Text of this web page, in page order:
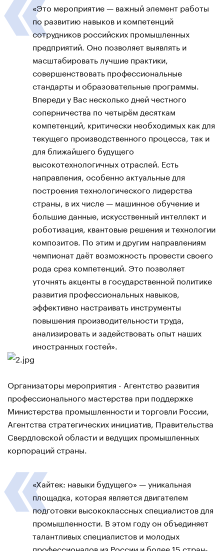
«Это мероприятие — важный элемент работы
по развитию навыков и компетенций
сотрудников российских промышленных
предприятий. Оно позволяет выявлять и
масштабировать лучшие практики,
совершенствовать профессиональные
стандарты и образовательные программы.
Впереди у Вас несколько дней честного
соперничества по четырём десяткам
компетенций, критически необходимых как для
текущего производственного процесса, так и
для ближайшего будущего
высокотехнологичных отраслей. Есть
направления, особенно актуальные для
построения технологического лидерства
страны, в их числе — машинное обучение и
большие данные, искусственный интеллект и
роботизация, квантовые решения и технологии
композитов. По этим и другим направлениям
чемпионат даёт возможность провести своего
рода срез компетенций. Это позволяет
уточнять акценты в государственной политике
развития профессиональных навыков,
эффективно настраивать инструменты
повышения производительности труда,
анализировать и задействовать опыт наших
иностранных гостей».
Организаторы мероприятия - Агентство развития
профессионального мастерства при поддержке
Министерства промышленности и торговли России,
Агентства стратегических инициатив, Правительства
Свердловской области и ведущих промышленных
корпораций страны.
«Хайтек: навыки будущего» — уникальная
площадка, которая является двигателем
подготовки высококлассных специалистов для
промышленности. В этом году он объединяет
талантливых специалистов и молодых
профессионалов из России и более 15 стран-